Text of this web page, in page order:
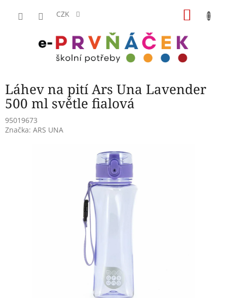
CZK
Láhev na pití Ars Una Lavender
500 ml světle fialová
95019673
Značka: ARS UNA